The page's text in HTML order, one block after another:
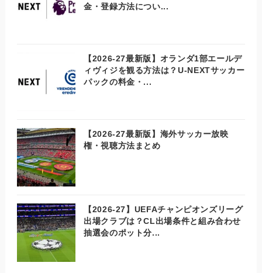
金・登録方法につい...
【2026-27最新版】オランダ1部エールデ
ィヴィジを観る方法は？U-NEXTサッカー
パックの料金・...
【2026-27最新版】海外サッカー放映
権・視聴方法まとめ
【2026-27】UEFAチャンピオンズリーグ
出場クラブは？CL出場条件と組み合わせ
抽選会のポット分...